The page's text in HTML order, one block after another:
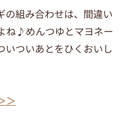
の組み合わせは、間違い
ね♪めんつゆとマヨネー
いついあとをひくおいし
＞